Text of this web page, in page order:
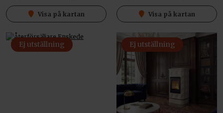
Visa på kartan Visa på kartan
Ej utställning Ej utställning